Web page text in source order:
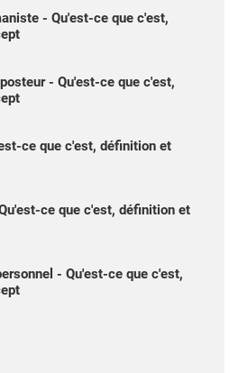
- Qu'est-ce que c'est,
- Qu'est-ce que c'est,
ce que c'est, définition et
ce que c'est, définition et
- Qu'est-ce que c'est,